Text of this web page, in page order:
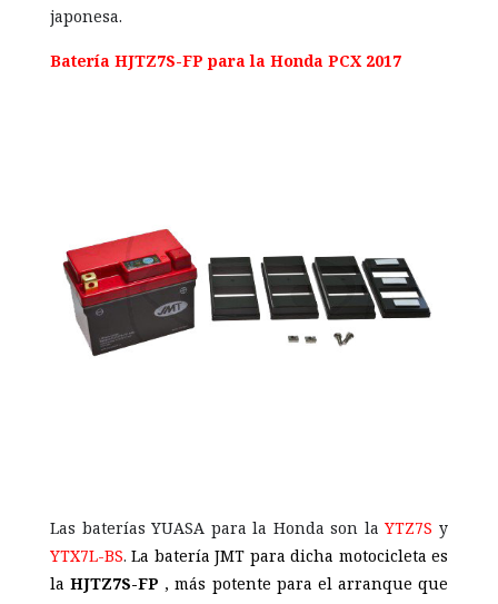
japonesa.
Batería HJTZ7S-FP para la Honda PCX 2017
Las baterías YUASA para la Honda son laYTZ7S y
YTX7L-BS.La batería JMT para dicha motocicleta es
laHJTZ7S-FP , más potente para el arranque que